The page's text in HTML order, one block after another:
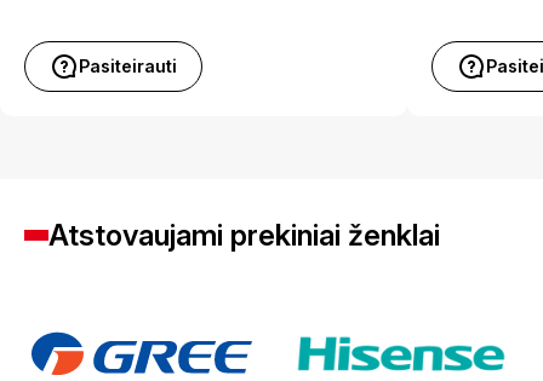
Pasiteirauti
Atstovaujami prekiniai ženklai